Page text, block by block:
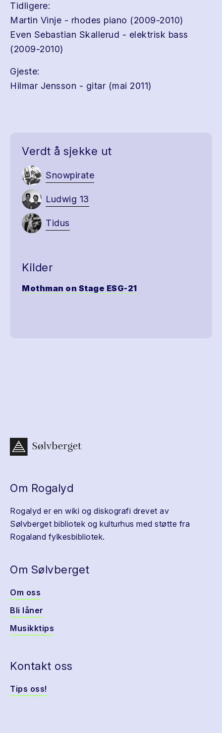
Tidligere:
Martin Vinje - rhodes piano (2009-2010)
Even Sebastian Skallerud - elektrisk bass
(2009-2010)
Gjeste:
Hilmar Jensson - gitar (mai 2011)
Verdt å sjekke ut
Snowpirate
Ludwig 13
Tidus
Kilder
Mothman on Stage ESG-21
Om Rogalyd
Rogalyd er en wiki og diskografi drevet av
Sølvberget bibliotek og kulturhus med støtte fra
Rogaland fylkesbibliotek.
Om Sølvberget
Om oss
Bli låner
Musikktips
Kontakt oss
Tips oss!